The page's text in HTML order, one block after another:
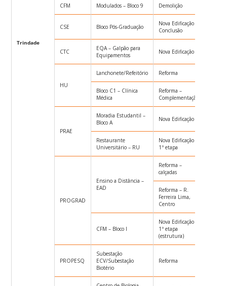
Trindade
CFM Modulados – Bloco 9 Demolição
CSE Bloco Pós-Graduação
Nova Edificação –
Conclusão
CTC
EQA – Galpão para
Equipamentos
Nova Edificação
HU
Lanchonete/Refeitório Reforma
Bloco C1 – Clínica
Médica
Reforma –
Complementação
PRAE
Moradia Estudantil –
Bloco A
Nova Edificação
Restaurante
Universitário – RU
Nova Edificação –
1ª etapa
PROGRAD
Ensino a Distância –
EAD
Reforma –
calçadas
Reforma – R.
Ferreira Lima,
Centro
CFM – Bloco I
Nova Edificação –
1ª etapa
(estrutura)
PROPESQ
Subestação
ECV/Subestação
Biotério
Reforma